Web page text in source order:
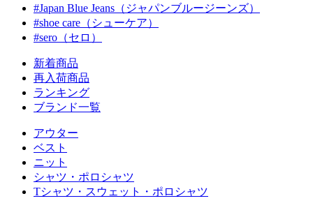
#Japan Blue Jeans（ジャパンブルージーンズ）
#shoe care（シューケア）
#sero（セロ）
新着商品
再入荷商品
ランキング
ブランド一覧
アウター
ベスト
ニット
シャツ・ポロシャツ
Tシャツ・スウェット・ポロシャツ